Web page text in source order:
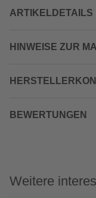
ARTIKELDETAILS
HINWEISE ZUR
BEWERTUNGEN
Weitere